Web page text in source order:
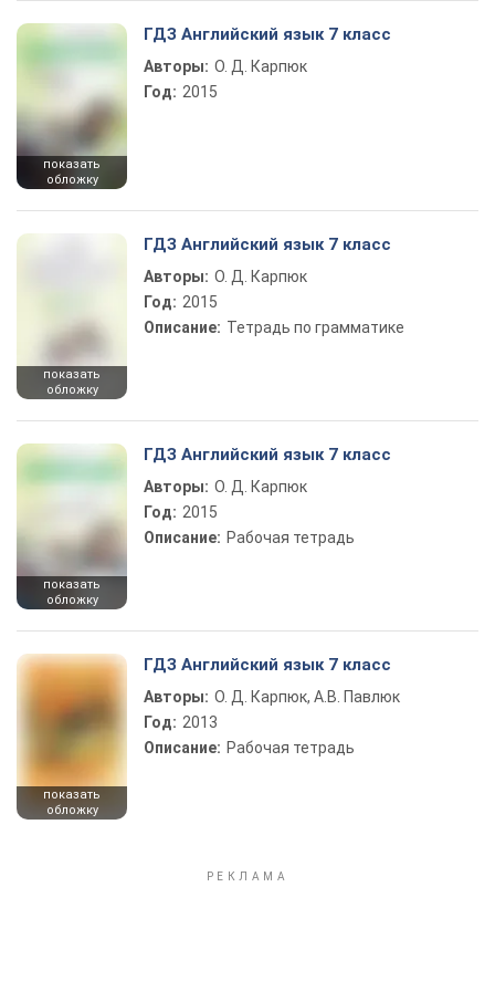
показать
обложку
ГДЗ Английский язык 7 класс
Авторы: О. Д. Карпюк
Год: 2015
показать
обложку
ГДЗ Английский язык 7 класс
Авторы: О. Д. Карпюк
Год: 2015
Описание: Тетрадь по грамматике
показать
обложку
ГДЗ Английский язык 7 класс
Авторы: О. Д. Карпюк
Год: 2015
Описание: Рабочая тетрадь
показать
обложку
ГДЗ Английский язык 7 класс
Авторы: О. Д. Карпюк, А.В. Павлюк
Год: 2013
Описание: Рабочая тетрадь